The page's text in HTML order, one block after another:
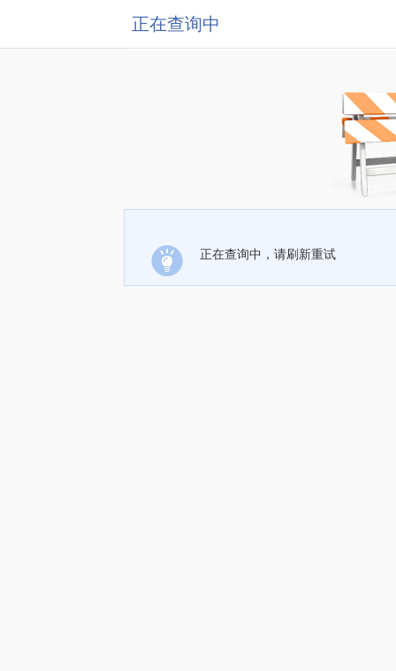
正在查询中
正在查询中，请刷新重试